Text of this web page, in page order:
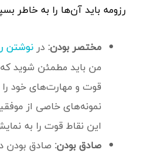
رزومه باید آن‌ها را به خاطر
مختصر بودن:در نوشتن
من باید مطمئن شوید که
قوت و مهارت‌های خود
نمونه‌های خاصی از
این نقاط قوت را به
صادق بودن: صادق بودن